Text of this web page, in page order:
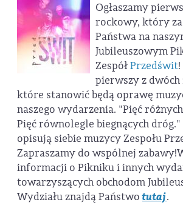
Ogłaszamy
rockowy, który
Państwa na
Jubileuszowym
ZespółPrzedświt
pierwszy z dwóch
które stanowić będą oprawę
naszego wydarzenia. "Pięć
Pięć równolegle biegnących
opisują siebie muzycy Zespołu
Zapraszamy do wspólnej
informacji o Pikniku i innych
towarzyszących obchodom
Wydziału znajdą Państwotutaj.